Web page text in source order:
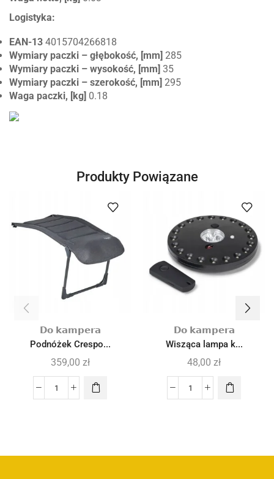
Logistyka:
EAN-13 4015704266818
Wymiary paczki – głębokość, [mm] 285
Wymiary paczki – wysokość, [mm] 35
Wymiary paczki – szerokość, [mm] 295
Waga paczki, [kg] 0.18
Produkty Powiązane
𝗗𝗼 𝗸𝗮𝗺𝗽𝗲𝗿𝗮
Podnóżek Crespo...
359,00 zł
𝗗𝗼 𝗸𝗮𝗺𝗽𝗲𝗿𝗮
Wisząca lampa k...
48,00 zł